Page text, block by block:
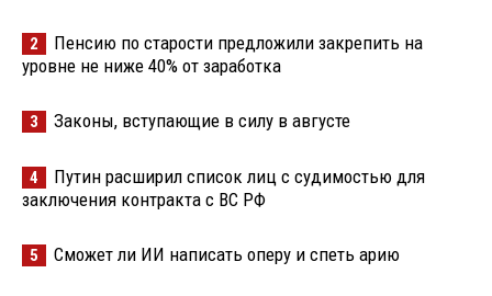
2
Пенсию по старости предложили закрепить на
уровне не ниже 40% от заработка
3 Законы, вступающие в силу в августе
4
Путин расширил список лиц с судимостью для
заключения контракта с ВС РФ
5 Сможет ли ИИ написать оперу и спеть арию